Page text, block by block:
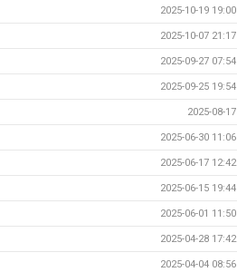
2025-10-19 19:00
2025-10-07 21:17
2025-09-27 07:54
2025-09-25 19:54
2025-08-17
2025-06-30 11:06
2025-06-17 12:42
2025-06-15 19:44
2025-06-01 11:50
2025-04-28 17:42
2025-04-04 08:56